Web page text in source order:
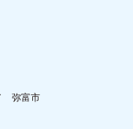
弥富市